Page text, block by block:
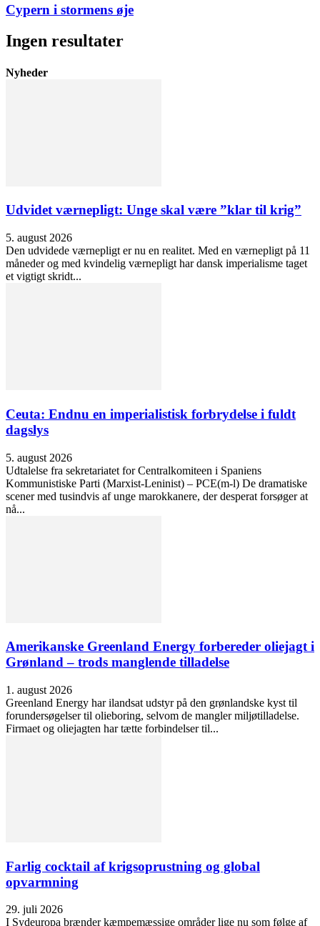
Cypern i stormens øje
Ingen resultater
Nyheder
Udvidet værnepligt: Unge skal være ”klar til krig”
5. august 2026
Den udvidede værnepligt er nu en realitet. Med en værnepligt på 11
måneder og med kvindelig værnepligt har dansk imperialisme taget
et vigtigt skridt...
Ceuta: Endnu en imperialistisk forbrydelse i fuldt
dagslys
5. august 2026
Udtalelse fra sekretariatet for Centralkomiteen i Spaniens
Kommunistiske Parti (Marxist-Leninist) – PCE(m-l) De dramatiske
scener med tusindvis af unge marokkanere, der desperat forsøger at
nå...
Amerikanske Greenland Energy forbereder oliejagt i
Grønland – trods manglende tilladelse
1. august 2026
Greenland Energy har ilandsat udstyr på den grønlandske kyst til
forundersøgelser til olieboring, selvom de mangler miljøtilladelse.
Firmaet og oliejagten har tætte forbindelser til...
Farlig cocktail af krigsoprustning og global
opvarmning
29. juli 2026
I Sydeuropa brænder kæmpemæssige områder lige nu som følge af